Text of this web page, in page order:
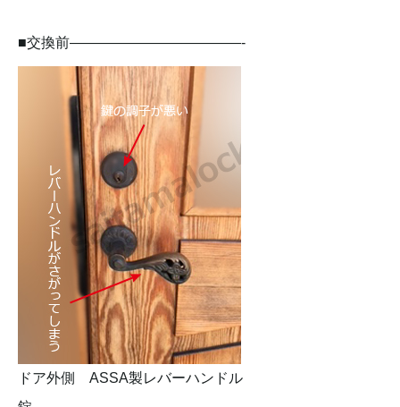
■交換前————————————-
ドア外側 ASSA製レバーハンドル